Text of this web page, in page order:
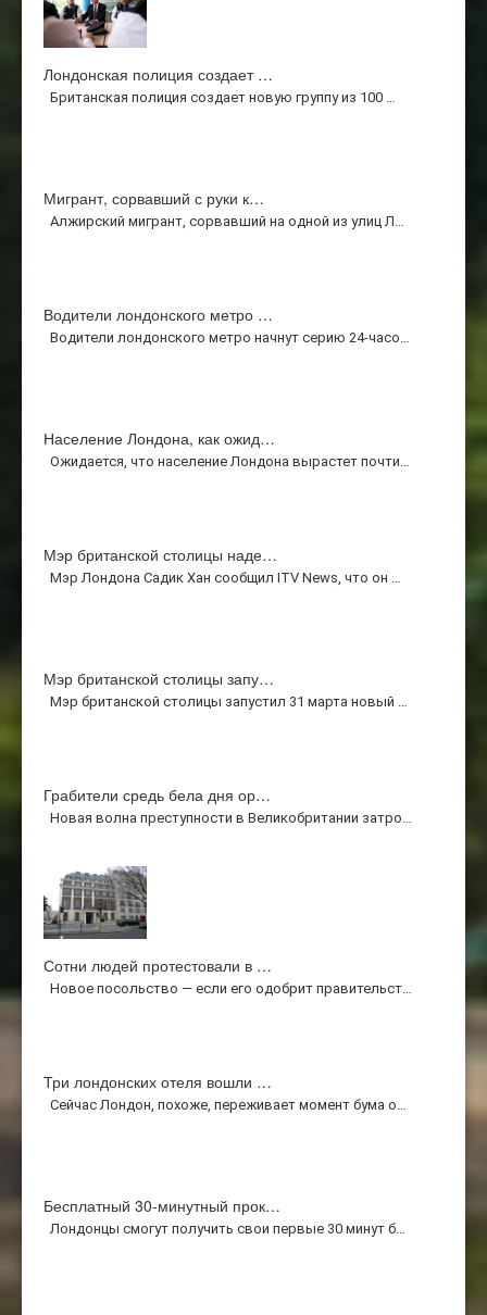
Лондонская полиция создает …
Британская полиция создает новую группу из 100 …
Мигрант, сорвавший с руки к…
Алжирский мигрант, сорвавший на одной из улиц Л…
Водители лондонского метро …
Водители лондонского метро начнут серию 24-часо…
Население Лондона, как ожид…
Ожидается, что население Лондона вырастет почти…
Мэр британской столицы наде…
Мэр Лондона Садик Хан сообщил ITV News, что он …
Мэр британской столицы запу…
Мэр британской столицы запустил 31 марта новый …
Грабители средь бела дня ор…
Новая волна преступности в Великобритании затро…
Сотни людей протестовали в …
Новое посольство — если его одобрит правительст…
Три лондонских отеля вошли …
Сейчас Лондон, похоже, переживает момент бума о…
Бесплатный 30-минутный прок…
Лондонцы смогут получить свои первые 30 минут б…